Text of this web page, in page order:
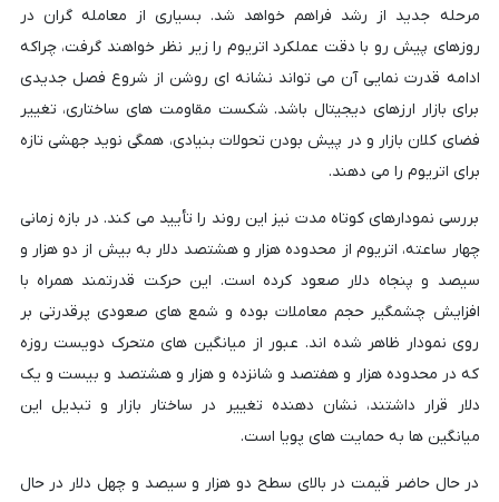
مرحله جدید از رشد فراهم خواهد شد. بسیاری از معامله گران در
روزهای پیش رو با دقت عملکرد اتریوم را زیر نظر خواهند گرفت، چراکه
ادامه قدرت نمایی آن می تواند نشانه ای روشن از شروع فصل جدیدی
برای بازار ارزهای دیجیتال باشد. شکست مقاومت های ساختاری، تغییر
فضای کلان بازار و در پیش بودن تحولات بنیادی، همگی نوید جهشی تازه
برای اتریوم را می دهند.
بررسی نمودارهای کوتاه مدت نیز این روند را تأیید می کند. در بازه زمانی
چهار ساعته، اتریوم از محدوده هزار و هشتصد دلار به بیش از دو هزار و
سیصد و پنجاه دلار صعود کرده است. این حرکت قدرتمند همراه با
افزایش چشمگیر حجم معاملات بوده و شمع های صعودی پرقدرتی بر
روی نمودار ظاهر شده اند. عبور از میانگین های متحرک دویست روزه
که در محدوده هزار و هفتصد و شانزده و هزار و هشتصد و بیست و یک
دلار قرار داشتند، نشان دهنده تغییر در ساختار بازار و تبدیل این
میانگین ها به حمایت های پویا است.
در حال حاضر قیمت در بالای سطح دو هزار و سیصد و چهل دلار در حال